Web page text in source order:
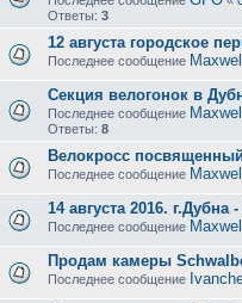
Ответы: 3
12 августа городское
Последнее сообщение
Секция велогонок в
Последнее сообщение
Ответы: 8
Велокросс
Последнее сообщение
14 августа 2016.
Последнее сообщение
Продам камеры
Последнее сообщение